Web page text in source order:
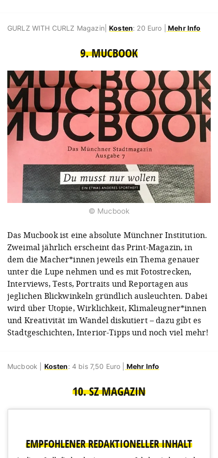
GURLZ WITH CURLZ Magazin|Kosten: 20 Euro | Mehr Info
9. MUCBOOK
© Mucbook
Das Mucbook ist eine absolute Münchner Institution.
Zweimal jährlich erscheint das Print-Magazin, in
dem die Macher*innen jeweils ein Thema genauer
unter die Lupe nehmen und es mit Fotostrecken,
Interviews, Tests, Portraits und Reportagen aus
jeglichen Blickwinkeln gründlich ausleuchten. Dabei
wird über Utopie, Wirklichkeit, Klimaleugner*innen
und Kreativität im Wandel diskutiert – dazu gibt es
Stadtgeschichten, Interior-Tipps und noch viel mehr!
Mucbook | Kosten: 4 bis 7,50 Euro | Mehr Info
10. SZ MAGAZIN
EMPFOHLENER REDAKTIONELLER INHALT